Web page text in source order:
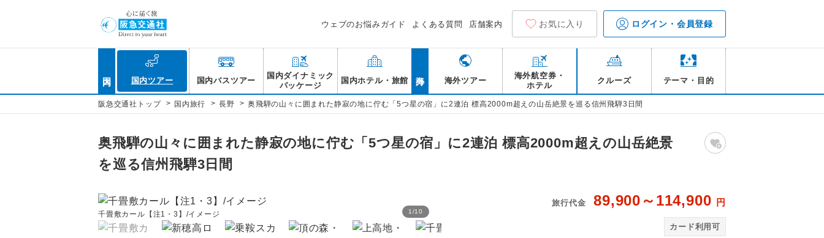
ウェブのお悩みガイド よくある質問 店舗案内 お気に入り ログイン・会員登録
国内ツアー 国内バスツアー
国内ダイナミック
パッケージ
国内ホテル・旅館 海外ツアー
海外航空券・
ホテル
クルーズ テーマ・目的
阪急交通社トップ > 国内旅行 > 長野 > 奥飛騨の山々に囲まれた静寂の地に佇む「5つ星の宿」に2連泊 標高2000m超えの山岳絶景を巡る信州飛騨3日間
奥飛騨の山々に囲まれた静寂の地に佇む「5つ星の宿」に2連泊 標高2000m超えの山岳絶景
を巡る信州飛騨3日間
1 /10
千畳敷カール【注1・3】/イメージ
旅行代金 89,900～114,900 円
カード利用可